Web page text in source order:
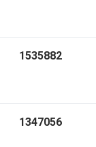
1535882
1347056